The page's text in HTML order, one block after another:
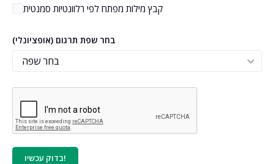
קבץ מילות מפתח לפי רלוונטיות סמנטית
(אופציונלי) בחר שפת תרגום
בדוק עכשיו!